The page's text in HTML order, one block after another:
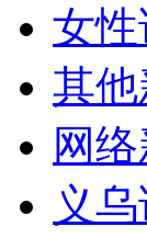
女
其
网
义